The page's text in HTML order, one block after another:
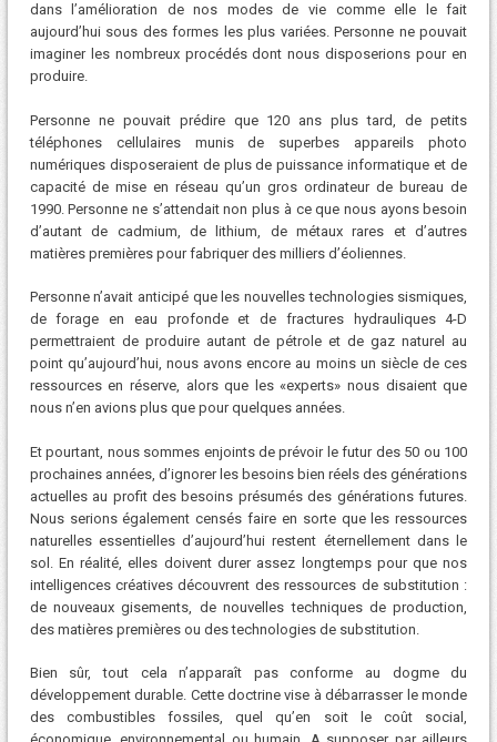
dans l’amélioration de nos modes de vie comme elle le fait
aujourd’hui sous des formes les plus variées. Personne ne pouvait
imaginer les nombreux procédés dont nous disposerions pour en
produire.
Personne ne pouvait prédire que 120 ans plus tard, de petits
téléphones cellulaires munis de superbes appareils photo
numériques disposeraient de plus de puissance informatique et de
capacité de mise en réseau qu’un gros ordinateur de bureau de
1990. Personne ne s’attendait non plus à ce que nous ayons besoin
d’autant de cadmium, de lithium, de métaux rares et d’autres
matières premières pour fabriquer des milliers d’éoliennes.
Personne n’avait anticipé que les nouvelles technologies sismiques,
de forage en eau profonde et de fractures hydrauliques 4-D
permettraient de produire autant de pétrole et de gaz naturel au
point qu’aujourd’hui, nous avons encore au moins un siècle de ces
ressources en réserve, alors que les «experts» nous disaient que
nous n’en avions plus que pour quelques années.
Et pourtant, nous sommes enjoints de prévoir le futur des 50 ou 100
prochaines années, d’ignorer les besoins bien réels des générations
actuelles au profit des besoins présumés des générations futures.
Nous serions également censés faire en sorte que les ressources
naturelles essentielles d’aujourd’hui restent éternellement dans le
sol. En réalité, elles doivent durer assez longtemps pour que nos
intelligences créatives découvrent des ressources de substitution :
de nouveaux gisements, de nouvelles techniques de production,
des matières premières ou des technologies de substitution.
Bien sûr, tout cela n’apparaît pas conforme au dogme du
développement durable. Cette doctrine vise à débarrasser le monde
des combustibles fossiles, quel qu’en soit le coût social,